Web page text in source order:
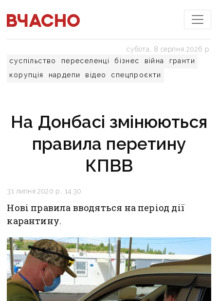
суспільство переселенці бізнес війна
гранти
корупція
нардепи відео спецпроєкти
субота, 8 серпня 2026 р.
На Донбасі змінюються
правила перетину
КПВВ
31 липня 2020 р., 14:30
Нові правила вводяться на період дії
карантину.